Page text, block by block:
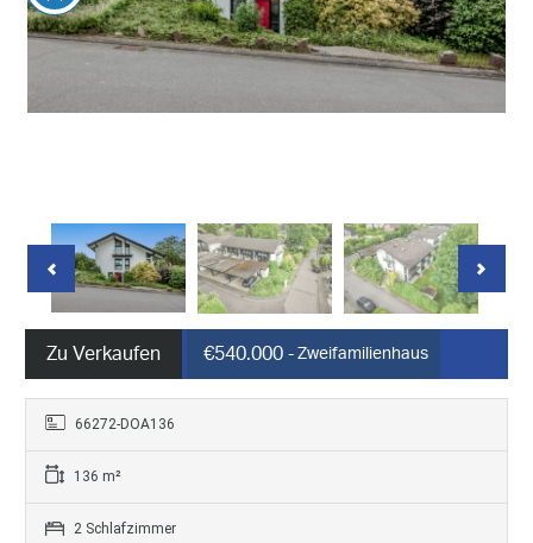
Zu Verkaufen €540.000 - Zweifamilienhaus
66272-DOA136
136 m²
2 Schlafzimmer